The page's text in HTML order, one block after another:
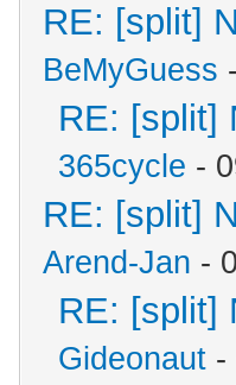
RE: [split]
BeMyGuess
RE: [split]
365cycle -
RE: [split]
Arend-Jan -
RE: [split]
Gideonaut -